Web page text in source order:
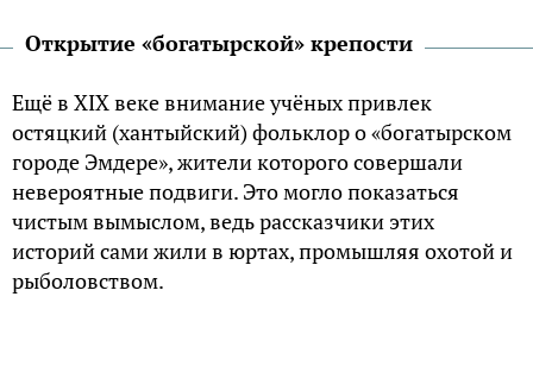
Открытие «богатырской» крепости
Ещё в XIX веке внимание учёных привлек
остяцкий (хантыйский) фольклор о «богатырском
городе Эмдере», жители которого совершали
невероятные подвиги. Это могло показаться
чистым вымыслом, ведь рассказчики этих
историй сами жили в юртах, промышляя охотой и
рыболовством.